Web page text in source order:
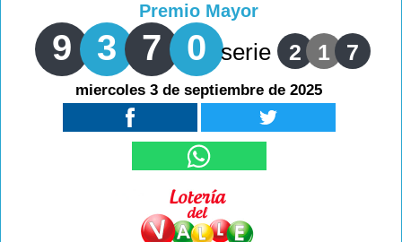
Premio Mayor
9 3 7 0 serie 2 1 7
miercoles 3 de septiembre de 2025